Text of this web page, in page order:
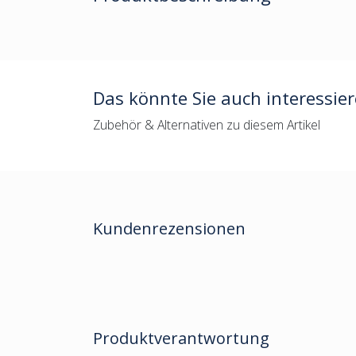
Das könnte Sie auch
Zubehör & Alternativen zu diesem Artikel
Kundenrezensionen
Produktverantwortung